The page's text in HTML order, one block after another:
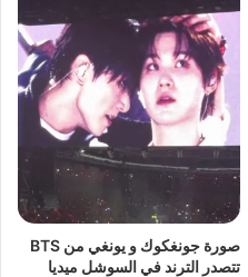
صورة جونغكوك و يونغي من BTS
تتصدر الترند في السوشل ميديا